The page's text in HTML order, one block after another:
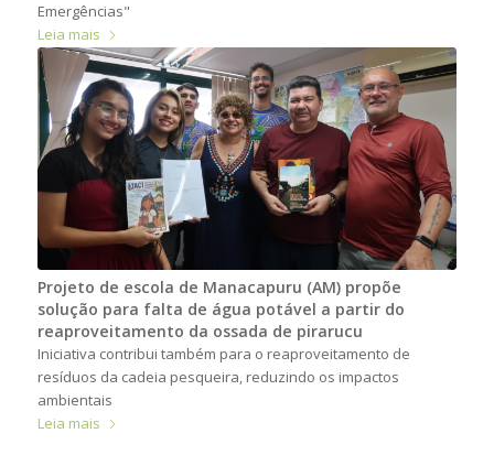
Emergências"
Leia mais
Projeto de escola de Manacapuru (AM) propõe
solução para falta de água potável a partir do
reaproveitamento da ossada de pirarucu
Iniciativa contribui também para o reaproveitamento de
resíduos da cadeia pesqueira, reduzindo os impactos
ambientais
Leia mais